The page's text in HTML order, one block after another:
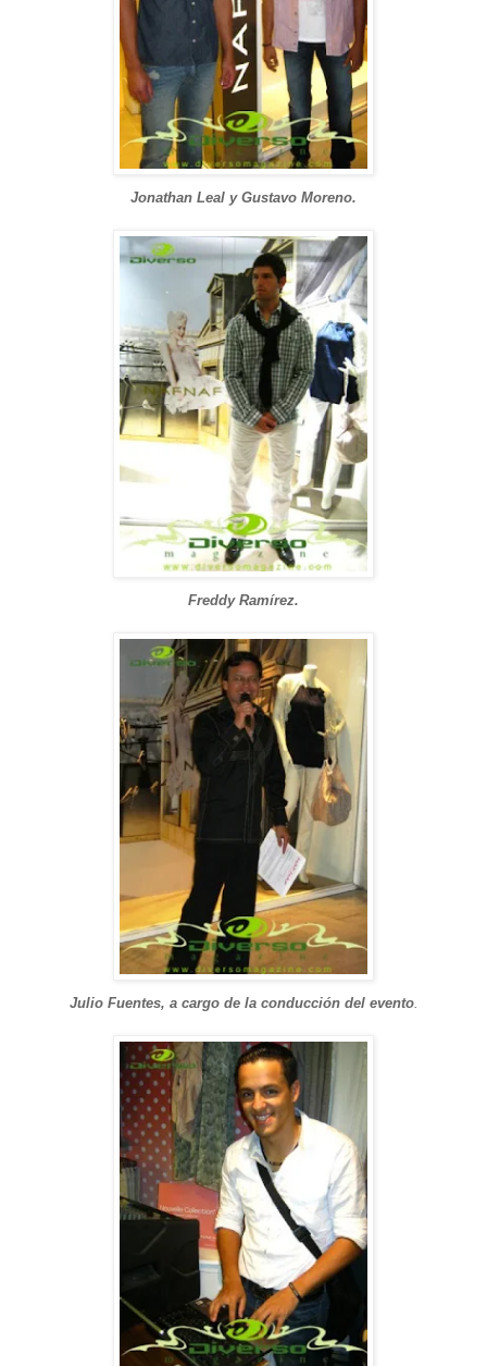
Jonathan Leal y Gustavo Moreno.
Freddy Ramírez.
Julio Fuentes, a cargo de la conducción del evento.